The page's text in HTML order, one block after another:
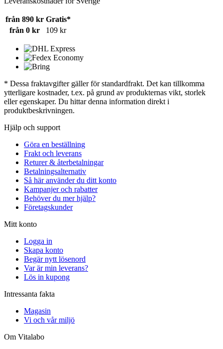
från 890 kr Gratis*
från 0 kr
109 kr
* Dessa fraktavgifter gäller för standardfrakt. Det kan tillkomma
ytterligare kostnader, t.ex. på grund av produkternas vikt, storlek
eller egenskaper. Du hittar denna information direkt i
produktbeskrivningen.
Hjälp och support
Göra en beställning
Frakt och leverans
Returer & återbetalningar
Betalningsalternativ
Så här använder du ditt konto
Kampanjer och rabatter
Behöver du mer hjälp?
Företagskunder
Mitt konto
Logga in
Skapa konto
Begär nytt lösenord
Var är min leverans?
Lös in kupong
Intressanta fakta
Magasin
Vi och vår miljö
Om Vitalabo